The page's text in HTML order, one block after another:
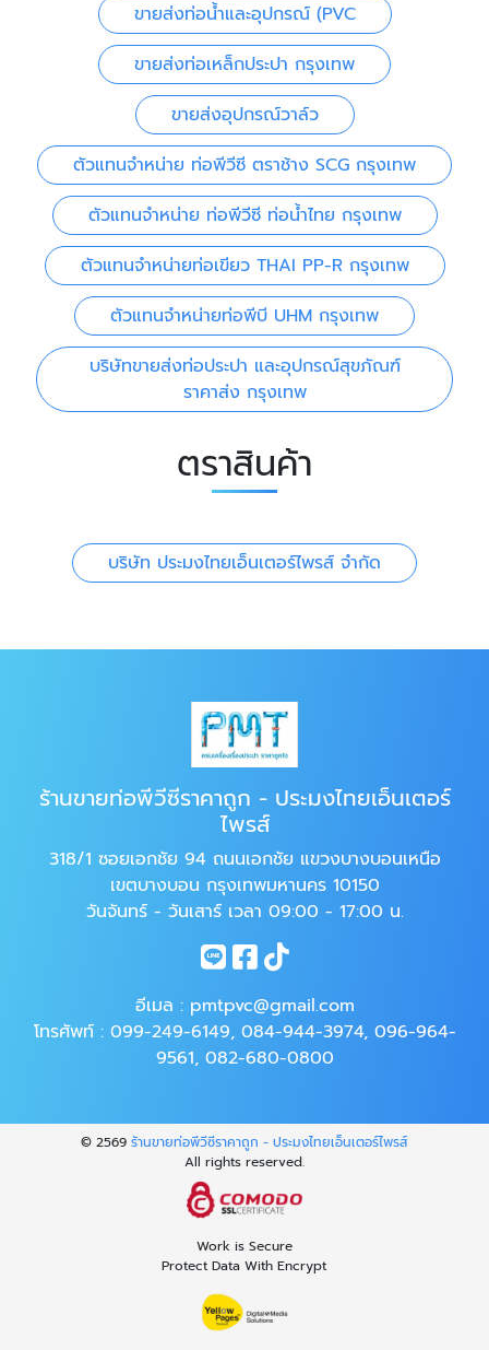
ขายส่งท่อน้ำและอุปกรณ์ (PVC
ขายส่งท่อเหล็กประปา กรุงเทพ
ขายส่งอุปกรณ์วาล์ว
ตัวแทนจำหน่าย ท่อพีวีซี ตราช้าง SCG กรุงเทพ
ตัวแทนจำหน่าย ท่อพีวีซี ท่อน้ำไทย กรุงเทพ
ตัวแทนจำหน่ายท่อเขียว THAI PP-R กรุงเทพ
ตัวแทนจำหน่ายท่อพีบี UHM กรุงเทพ
บริษัทขายส่งท่อประปา และอุปกรณ์สุขภัณฑ์
ราคาส่ง กรุงเทพ
ตราสินค้า
บริษัท ประมงไทยเอ็นเตอร์ไพรส์ จำกัด
ร้านขายท่อพีวีซีราคาถูก - ประมงไทยเอ็นเตอร์
ไพรส์
318/1 ซอยเอกชัย 94 ถนนเอกชัย แขวงบางบอนเหนือ
เขตบางบอน กรุงเทพมหานคร 10150
วันจันทร์ - วันเสาร์ เวลา 09:00 - 17:00 น.
อีเมล : pmtpvc@gmail.com
โทรศัพท์ : 099-249-6149, 084-944-3974, 096-964-
9561, 082-680-0800
© 2569ร้านขายท่อพีวีซีราคาถูก - ประมงไทยเอ็นเตอร์ไพรส์
All rights reserved.
Work is Secure
Protect Data With Encrypt